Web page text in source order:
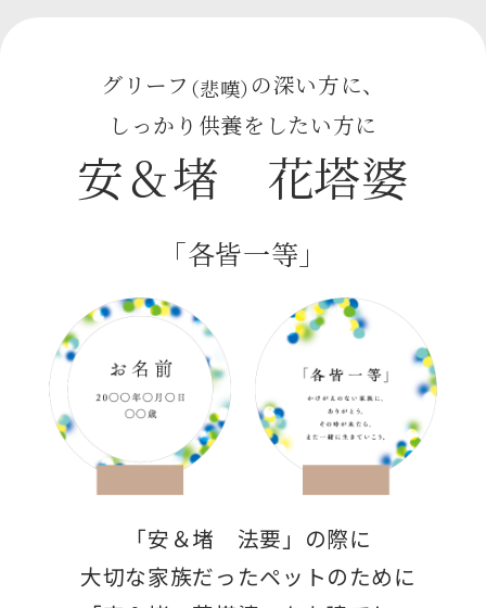
グリーフ（悲嘆）の深い方に、
しっかり供養をしたい方に
安＆堵 花塔婆
「各皆一等」
「安＆堵 法要」の際に
大切な家族だったペットのために